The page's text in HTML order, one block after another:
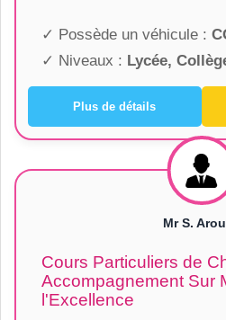
✓ Possède un véhicule :
✓ Niveaux : Lycée,
Plus de détails
Mr S.
Cours Particuliers de
Accompagnement Sur
l'Excellence